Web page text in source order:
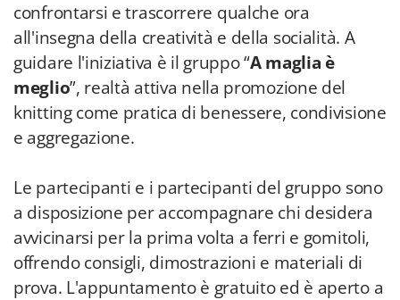
confrontarsi e trascorrere qualche ora
all'insegna della creatività e della socialità. A
guidare l'iniziativa è il gruppo “A maglia è
meglio”, realtà attiva nella promozione del
knitting come pratica di benessere, condivisione
e aggregazione.
Le partecipanti e i partecipanti del gruppo sono
a disposizione per accompagnare chi desidera
avvicinarsi per la prima volta a ferri e gomitoli,
offrendo consigli, dimostrazioni e materiali di
prova. L'appuntamento è gratuito ed è aperto a